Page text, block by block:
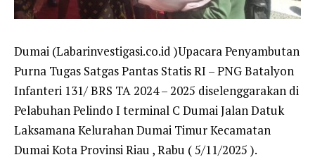
Dumai (Labarinvestigasi.co.id )Upacara Penyambutan
Purna Tugas Satgas Pantas Statis RI – PNG Batalyon
Infanteri 131/ BRS TA 2024 – 2025 diselenggarakan di
Pelabuhan Pelindo I terminal C Dumai Jalan Datuk
Laksamana Kelurahan Dumai Timur Kecamatan
Dumai Kota Provinsi Riau , Rabu ( 5/11/2025 ).